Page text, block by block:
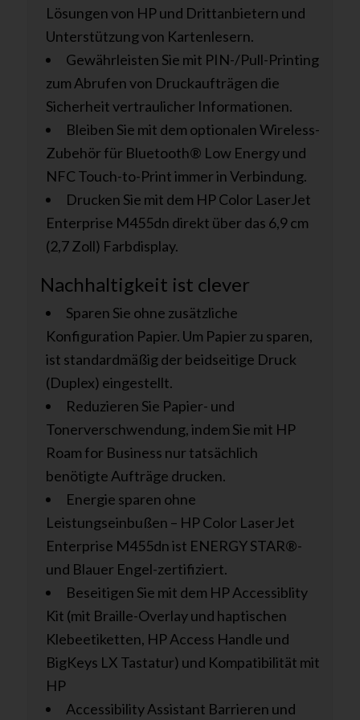
Lösungen von HP und Drittanbietern und
Unterstützung von Kartenlesern.
Gewährleisten Sie mit PIN-/Pull-Printing
zum Abrufen von Druckaufträgen die
Sicherheit vertraulicher Informationen.
Bleiben Sie mit dem optionalen Wireless-
Zubehör für Bluetooth® Low Energy und
NFC Touch-to-Print immer in Verbindung.
Drucken Sie mit dem HP Color LaserJet
Enterprise M455dn direkt über das 6,9 cm
(2,7 Zoll) Farbdisplay.
Nachhaltigkeit ist clever
Sparen Sie ohne zusätzliche
Konfiguration Papier. Um Papier zu sparen,
ist standardmäßig der beidseitige Druck
(Duplex) eingestellt.
Reduzieren Sie Papier- und
Tonerverschwendung, indem Sie mit HP
Roam for Business nur tatsächlich
benötigte Aufträge drucken.
Energie sparen ohne
Leistungseinbußen – HP Color LaserJet
Enterprise M455dn ist ENERGY STAR®-
und Blauer Engel-zertifiziert.
Beseitigen Sie mit dem HP Accessiblity
Kit (mit Braille-Overlay und haptischen
Klebeetiketten, HP Access Handle und
BigKeys LX Tastatur) und Kompatibilität mit
HP
Accessibility Assistant Barrieren und